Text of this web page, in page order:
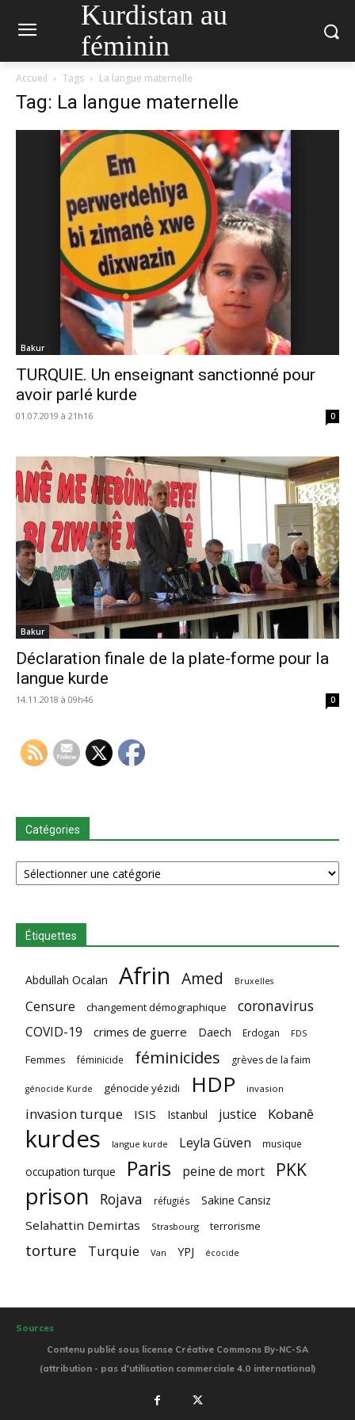
Kurdistan au
féminin
Accueil Tags La langue maternelle
Tag: La langue maternelle
Bakur
TURQUIE. Un enseignant sanctionné pour
avoir parlé kurde
01.07.2019 à 21h16 0
Bakur
Déclaration finale de la plate-forme pour la
langue kurde
14.11.2018 à 09h46 0
Catégories
Catégories
Étiquettes
Abdullah Ocalan Afrin Amed Bruxelles
Censure changement démographique coronavirus
COVID-19 crimes de guerre Daech Erdogan FDS
Femmes féminicide féminicides grèves de la faim
génocide Kurde génocide yézidi HDP invasion
invasion turque ISIS Istanbul justice Kobanê
kurdes langue kurde Leyla Güven musique
occupation turque Paris peine de mort PKK
prison Rojava réfugiés Sakine Cansiz
Selahattin Demirtas Strasbourg terrorisme
torture Turquie Van YPJ écocide
Sources
Contenu publié sous license Créative Commons By-NC-SA
(attribution - pas d'utilisation commerciale 4.0 international)